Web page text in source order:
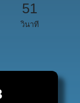
50
วินาที